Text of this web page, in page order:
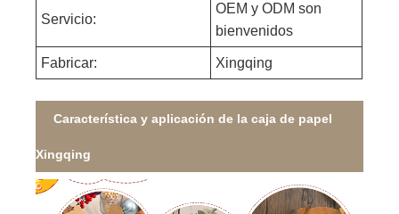
Servicio:
OEM y ODM son
bienvenidos
Fabricar: Xingqing
Característica y aplicación de la caja de papel
Xingqing